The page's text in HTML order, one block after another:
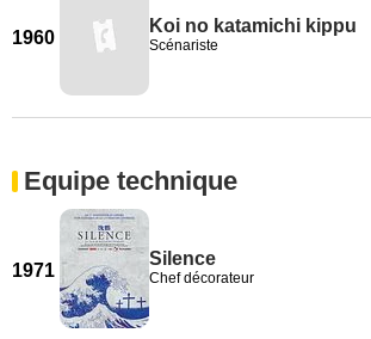
1960
Koi no katamichi kippu
Scénariste
Equipe technique
1971
Silence
Chef décorateur